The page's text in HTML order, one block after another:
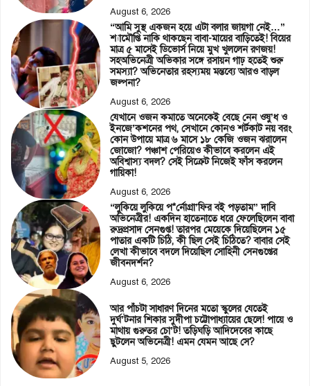
August 6, 2026
“আমি সুস্থ একজন হয়ে এটা বলার জায়গা নেই…”
শ্যামৌপ্তি নাকি থাকছেন বাবা-মায়ের বাড়িতেই! বিয়ের
মাত্র ৫ মাসেই ডিভোর্স নিয়ে মুখ খুললেন রণজয়!
সহঅভিনেত্রী অভিকার সঙ্গে রসায়ন গাঢ় হতেই শুরু
সমস্যা? অভিনেতার রহস্যময় মন্তব্যে আরও বাড়ল
জল্পনা?
August 6, 2026
যেখানে ওজন কমাতে অনেকেই বেছে নেন ওষু’ধ ও
ইনজে’কশনের পথ, সেখানে কোনও শর্টকাট নয় বরং
কোন উপায়ে মাত্র ৬ মাসে ১৮ কেজি ওজন ঝরালেন
জোজো? পঞ্চাশ পেরিয়েও কীভাবে করলেন এই
অবিশ্বাস্য বদল? সেই সিক্রেট নিজেই ফাঁস করলেন
গায়িকা!
August 6, 2026
“লুকিয়ে লুকিয়ে প*র্নোগ্রা’ফির বই পড়তাম” দাবি
অভিনেত্রীর! একদিন হাতেনাতে ধরে ফেলেছিলেন বাবা
রুদ্রপ্রসাদ সেনগুপ্ত! তারপর মেয়েকে দিয়েছিলেন ১৫
পাতার একটি চিঠি, কী ছিল সেই চিঠিতে? বাবার সেই
লেখা কীভাবে বদলে দিয়েছিল সোহিনী সেনগুপ্তের
জীবনদর্শন?
August 6, 2026
আর পাঁচটা সাধারণ দিনের মতো স্কুলের যেতেই
দুর্ঘ’টনার শিকার সুদীপা চট্টোপাধ্যায়ের ছেলে! পায়ে ও
মাথায় গুরুতর চো’ট! তড়িঘড়ি আদিদেবের কাছে
ছুটলেন অভিনেত্রী! এমন যেমন আছে সে?
August 5, 2026